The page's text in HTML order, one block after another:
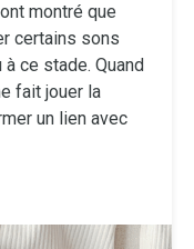
montré que
certains sons
ce stade. Quand
fait jouer la
un lien avec